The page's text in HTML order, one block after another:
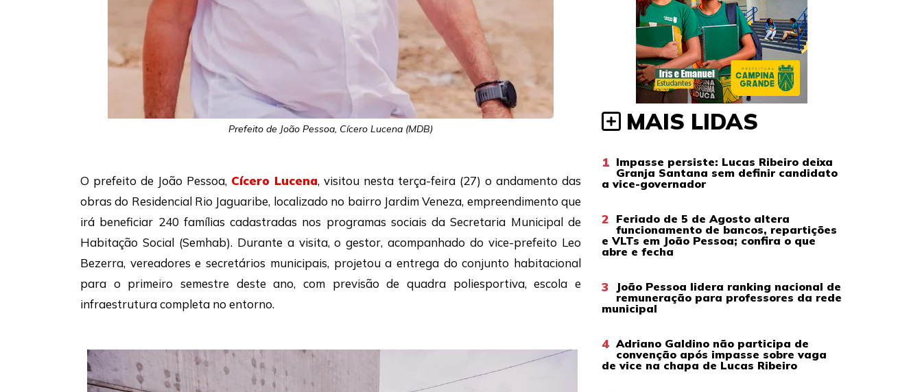
Prefeito de João Pessoa, Cícero Lucena (MDB)
O prefeito de João Pessoa, Cícero Lucena, visitou nesta terça-feira (27) o andamento das
obras do Residencial Rio Jaguaribe, localizado no bairro Jardim Veneza, empreendimento que
irá beneficiar 240 famílias cadastradas nos programas sociais da Secretaria Municipal de
Habitação Social (Semhab). Durante a visita, o gestor, acompanhado do vice-prefeito Leo
Bezerra, vereadores e secretários municipais, projetou a entrega do conjunto habitacional
para o primeiro semestre deste ano, com previsão de quadra poliesportiva, escola e
infraestrutura completa no entorno.
MAIS LIDAS
1 Impasse persiste: Lucas Ribeiro deixa
Granja Santana sem definir candidato
a vice-governador
2 Feriado de 5 de Agosto altera
funcionamento de bancos, repartições
e VLTs em João Pessoa; confira o que
abre e fecha
3
João Pessoa lidera ranking nacional de
remuneração para professores da rede
municipal
4 Adriano Galdino não participa de
convenção após impasse sobre vaga
de vice na chapa de Lucas Ribeiro